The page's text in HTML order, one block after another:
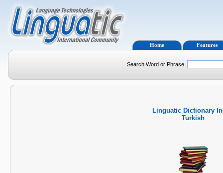
Home Features
Search Word or Phrase
Linguatic Dictionary
Turkish